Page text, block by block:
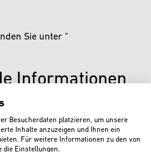
Sie unter "
Informationen
Besucherdaten platzieren, um unsere
Inhalte anzuzeigen und Ihnen ein
Für weitere Informationen zu den von
die Einstellungen.